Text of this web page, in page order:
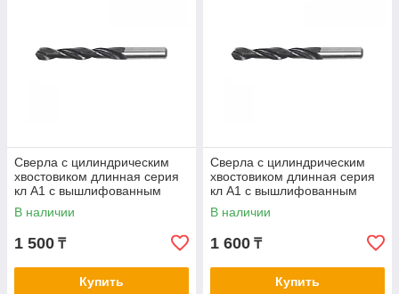
Сверла с цилиндрическим
хвостовиком длинная серия
кл А1 с вышлифованным
профилем нитрид/тит 5,1-5,3
В наличии
1 500 ₸
Купить
Сверла с цилиндрическим
хвостовиком длинная серия
кл А1 с вышлифованным
профилем нитрид/тит 5,4-5,7
В наличии
1 600 ₸
Купить